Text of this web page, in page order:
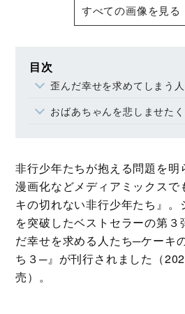
すべての画像を見る
目次
歪んだ幸せを求めてしまう
おばあちゃんを悲しませた
非行少年たちが抱える問題を
漫画化などメディアミックスで
キの切れない非行少年たち』
を突破したベストセラーの第
だ幸せを求める人たち─ケーキ
ち３─』が刊行されました（
売）。